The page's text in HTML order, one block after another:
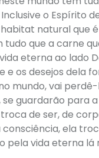
o Espírito
natural que é
que a carne
eterna ao lado
os desejos dela
mundo, vai
guardarão para
de ser, de
ela
vida eterna lá